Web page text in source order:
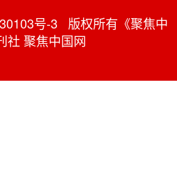
号-3 版权所有《聚焦中
社 聚焦中国网